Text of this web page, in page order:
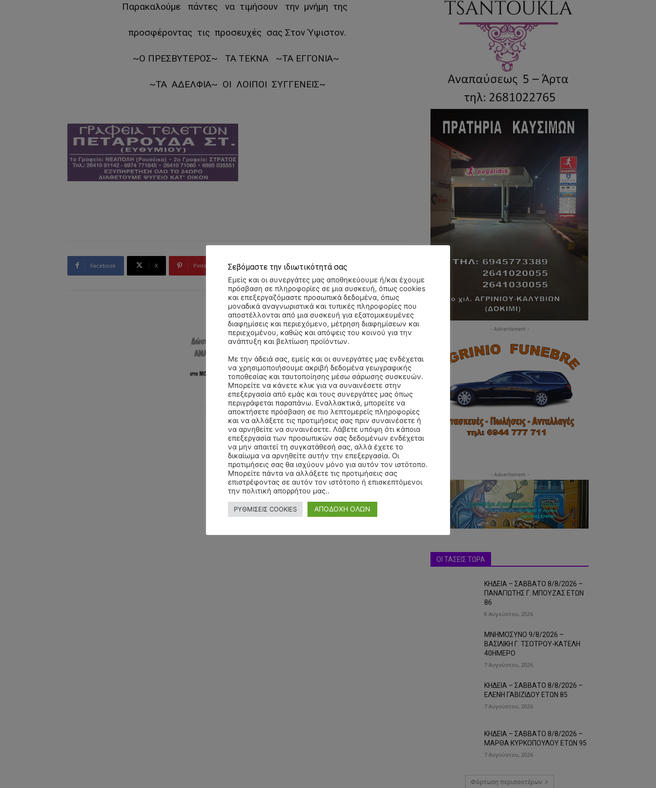
Παρακαλούμε πάντες να τιμήσουν την μνήμη της
προσφέροντας τις προσευχές σας Στον Ύψιστον.
~Ο ΠΡΕΣΒΥΤΕΡΟΣ~ ΤΑ ΤΕΚΝΑ ~ΤΑ ΕΓΓΟΝΙΑ~
~ΤΑ ΑΔΕΛΦΙΑ~ ΟΙ ΛΟΙΠΟΙ ΣΥΓΓΕΝΕΙΣ~
Facebook X Pinterest WhatsApp
- Advertisment -
- Advertisment -
ΟΙ ΤΑΣΕΙΣ ΤΩΡΑ
ΚΗΔΕΙΑ – ΣΑΒΒΑΤΟ 8/8/2026 –
ΠΑΝΑΓΙΩΤΗΣ Γ. ΜΠΟΥΖΑΣ ΕΤΩΝ
86
8 Αυγούστου, 2026
ΜΝΗΜΟΣΥΝΟ 9/8/2026 –
ΒΑΣΙΛΙΚΗ Γ. ΤΣΟΤΡΟΥ-ΚΑΤΕΛΗ
40ΗΜΕΡΟ
7 Αυγούστου, 2026
ΚΗΔΕΙΑ – ΣΑΒΒΑΤΟ 8/8/2026 –
ΕΛΕΝΗ ΓΑΒΙΖΙΔΟΥ ΕΤΩΝ 85
7 Αυγούστου, 2026
ΚΗΔΕΙΑ – ΣΑΒΒΑΤΟ 8/8/2026 –
ΜΑΡΘΑ ΚΥΡΚΟΠΟΥΛΟΥ ΕΤΩΝ 95
7 Αυγούστου, 2026
Φόρτωση περισσοτέρων
Σεβόμαστε την ιδιωτικότητά σας
Εμείς και οι συνεργάτες μας αποθηκεύουμε ή/και έχουμε
πρόσβαση σε πληροφορίες σε μια συσκευή, όπως cookies
και επεξεργαζόμαστε προσωπικά δεδομένα, όπως
μοναδικά αναγνωριστικά και τυπικές πληροφορίες που
αποστέλλονται από μια συσκευή για εξατομικευμένες
διαφημίσεις και περιεχόμενο, μέτρηση διαφημίσεων και
περιεχομένου, καθώς και απόψεις του κοινού για την
ανάπτυξη και βελτίωση προϊόντων.
Με την άδειά σας, εμείς και οι συνεργάτες μας ενδέχεται
να χρησιμοποιήσουμε ακριβή δεδομένα γεωγραφικής
τοποθεσίας και ταυτοποίησης μέσω σάρωσης συσκευών.
Μπορείτε να κάνετε κλικ για να συναινέσετε στην
επεξεργασία από εμάς και τους συνεργάτες μας όπως
περιγράφεται παραπάνω. Εναλλακτικά, μπορείτε να
αποκτήσετε πρόσβαση σε πιο λεπτομερείς πληροφορίες
και να αλλάξετε τις προτιμήσεις σας πριν συναινέσετε ή
να αρνηθείτε να συναινέσετε. Λάβετε υπόψη ότι κάποια
επεξεργασία των προσωπικών σας δεδομένων ενδέχεται
να μην απαιτεί τη συγκατάθεσή σας, αλλά έχετε το
δικαίωμα να αρνηθείτε αυτήν την επεξεργασία. Οι
προτιμήσεις σας θα ισχύουν μόνο για αυτόν τον ιστότοπο.
Μπορείτε πάντα να αλλάξετε τις προτιμήσεις σας
επιστρέφοντας σε αυτόν τον ιστότοπο ή επισκεπτόμενοι
την πολιτική απορρήτου μας..
ΡΥΘΜΙΣΕΙΣ COOKIES ΑΠΟΔΟΧΗ ΟΛΩΝ